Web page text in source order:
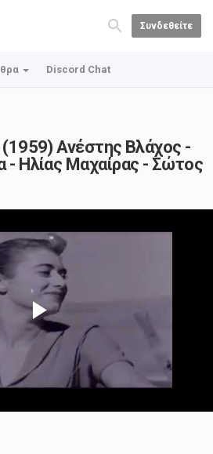
Συνδεθείτε
Discord Chat
Ανέστης Βλάχος -
- Ηλίας Μαχαίρας - Σώτος
Play
Video